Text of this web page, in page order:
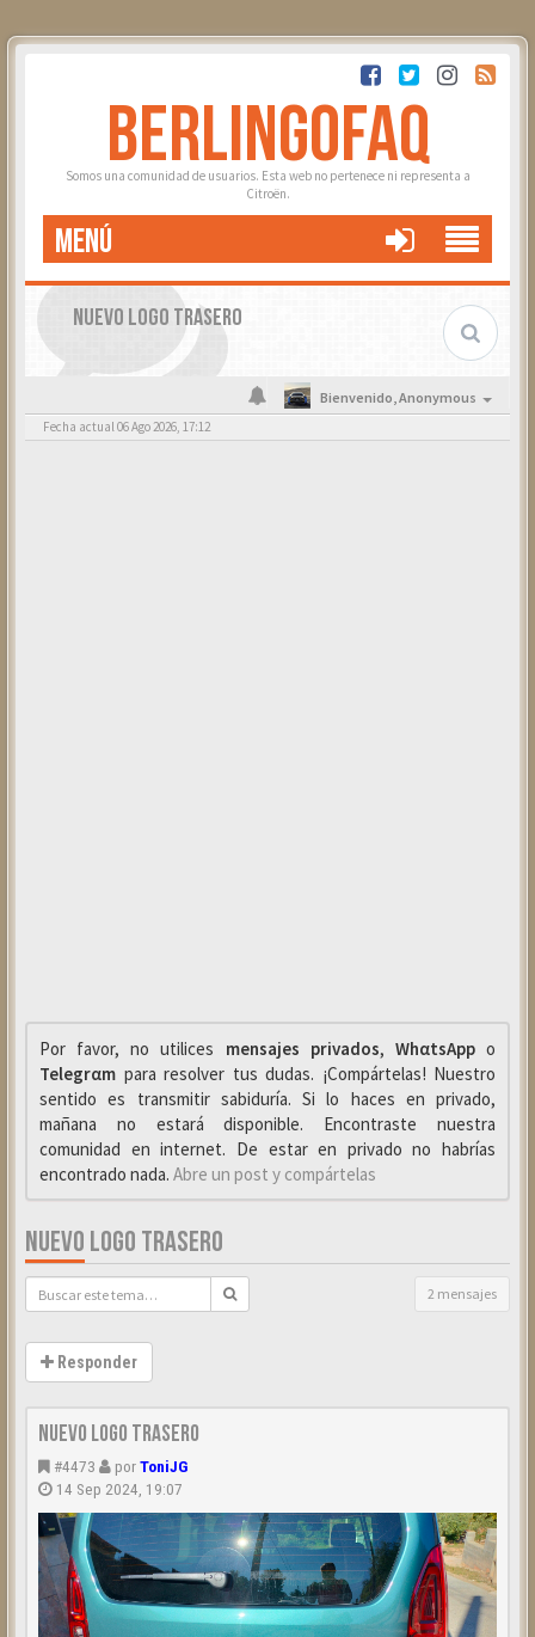
BERLINGOFAQ
Somos una comunidad de usuarios. Esta web no pertenece ni representa a
Citroën.
MENÚ
NUEVO LOGO TRASERO
Bienvenido,Anonymous
Fecha actual 06 Ago 2026, 17:12
Por favor, no utilices mensajes privados, WhαtsAppo
Telegrαm para resolver tus dudas. ¡Compártelas! Nuestro
sentido es transmitir sabiduría. Si lo haces en privado,
mañana no estará disponible. Encontraste nuestra
comunidad en internet. De estar en privado no habrías
encontrado nada. Abre un post y compártelas
NUEVO LOGO TRASERO
2 mensajes
Responder
Nuevo Logo trasero
#4473 porToniJG
14 Sep 2024, 19:07